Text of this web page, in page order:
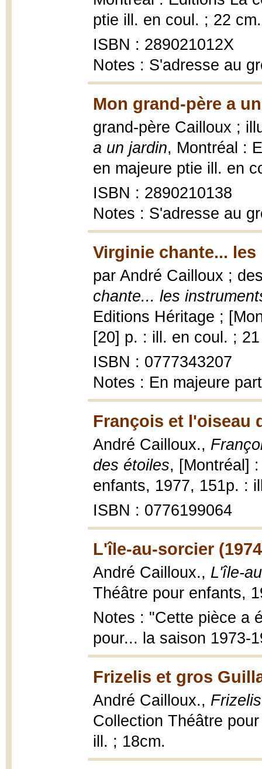
ptie ill. en coul. ; 22 cm.
ISBN : 289021012X
Notes : S'adresse au
Mon grand-père a
grand-père Cailloux ;
a un jardin, Montréal :
en majeure ptie ill. en
ISBN : 2890210138
Notes : S'adresse au
Virginie chante...
par André Cailloux ;
chante... les
Editions Héritage ;
[20] p. : ill. en coul. ;
ISBN : 0777343207
Notes : En majeure
François et l'oiseau
André Cailloux.,
des étoiles, [Montréal]
enfants, 1977, 151p. :
ISBN : 0776199064
L'île-au-sorcier
André Cailloux., L'île-
Théâtre pour enfants,
Notes : "Cette pièce a
pour... la saison 1973-
Frizelis et gros
André Cailloux.,
Collection Théâtre
ill. ; 18cm.